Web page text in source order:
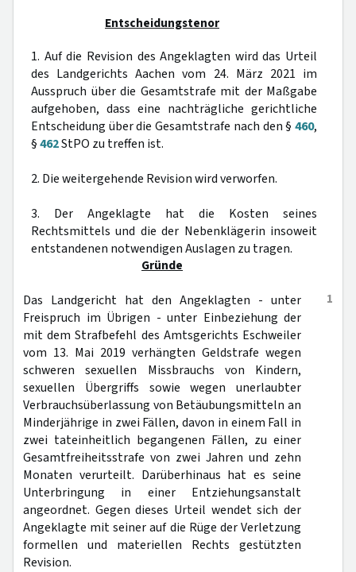
Entscheidungstenor
1. Auf die Revision des Angeklagten wird das Urteil
des Landgerichts Aachen vom 24. März 2021 im
Ausspruch über die Gesamtstrafe mit der Maßgabe
aufgehoben, dass eine nachträgliche gerichtliche
Entscheidung über die Gesamtstrafe nach den § 460,
§462StPO zu treffen ist.
2. Die weitergehende Revision wird verworfen.
3. Der Angeklagte hat die Kosten seines
Rechtsmittels und die der Nebenklägerin insoweit
entstandenen notwendigen Auslagen zu tragen.
Gründe
1
Das Landgericht hat den Angeklagten - unter
Freispruch im Übrigen - unter Einbeziehung der
mit dem Strafbefehl des Amtsgerichts Eschweiler
vom 13. Mai 2019 verhängten Geldstrafe wegen
schweren sexuellen Missbrauchs von Kindern,
sexuellen Übergriffs sowie wegen unerlaubter
Verbrauchsüberlassung von Betäubungsmitteln an
Minderjährige in zwei Fällen, davon in einem Fall in
zwei tateinheitlich begangenen Fällen, zu einer
Gesamtfreiheitsstrafe von zwei Jahren und zehn
Monaten verurteilt. Darüberhinaus hat es seine
Unterbringung in einer Entziehungsanstalt
angeordnet. Gegen dieses Urteil wendet sich der
Angeklagte mit seiner auf die Rüge der Verletzung
formellen und materiellen Rechts gestützten
Revision.